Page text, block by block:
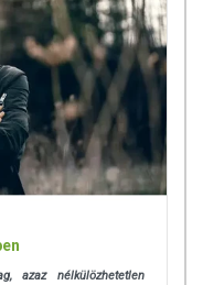
azaz nélkülözhetetlen